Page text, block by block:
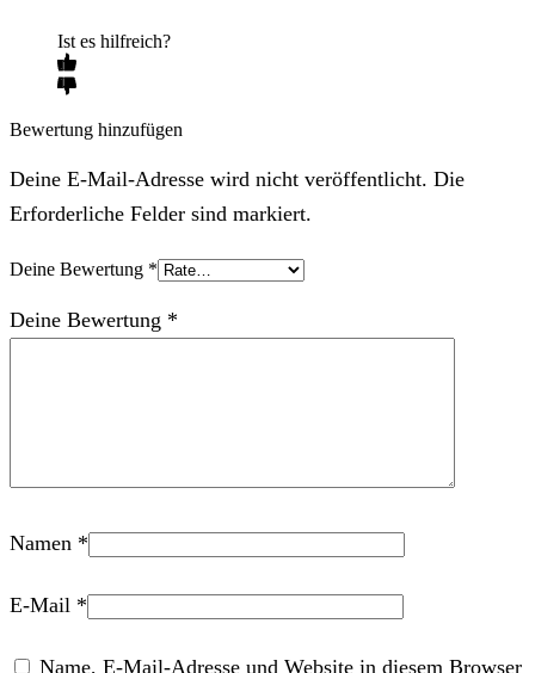
Ist es hilfreich?
Bewertung hinzufügen
Deine E-Mail-Adresse wird nicht veröffentlicht. Die
Erforderliche Felder sind markiert.
Deine Bewertung *
Deine Bewertung *
Namen *
E-Mail *
Name, E-Mail-Adresse und Website in diesem Browser